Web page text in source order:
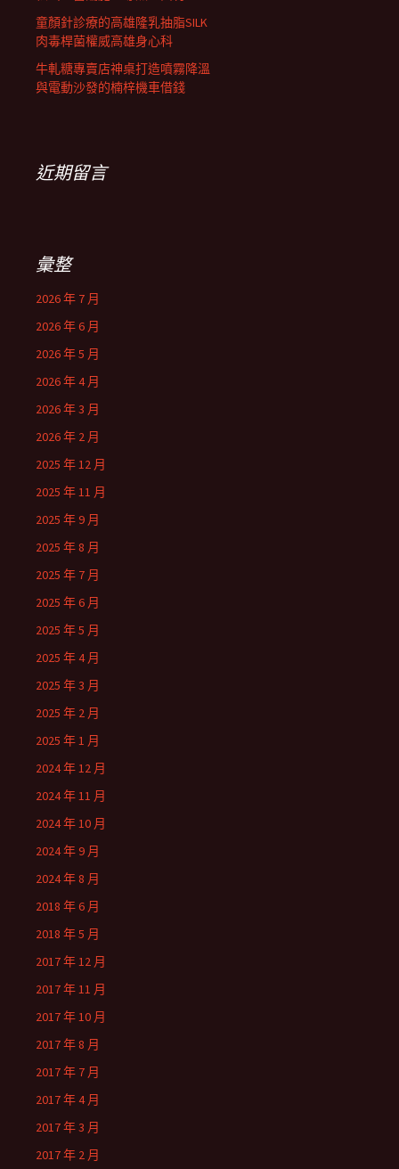
童顏針診療的高雄隆乳抽脂SILK
肉毒桿菌權威高雄身心科
牛軋糖專賣店神桌打造噴霧降溫
與電動沙發的楠梓機車借錢
近期留言
彙整
2026 年 7 月
2026 年 6 月
2026 年 5 月
2026 年 4 月
2026 年 3 月
2026 年 2 月
2025 年 12 月
2025 年 11 月
2025 年 9 月
2025 年 8 月
2025 年 7 月
2025 年 6 月
2025 年 5 月
2025 年 4 月
2025 年 3 月
2025 年 2 月
2025 年 1 月
2024 年 12 月
2024 年 11 月
2024 年 10 月
2024 年 9 月
2024 年 8 月
2018 年 6 月
2018 年 5 月
2017 年 12 月
2017 年 11 月
2017 年 10 月
2017 年 8 月
2017 年 7 月
2017 年 4 月
2017 年 3 月
2017 年 2 月